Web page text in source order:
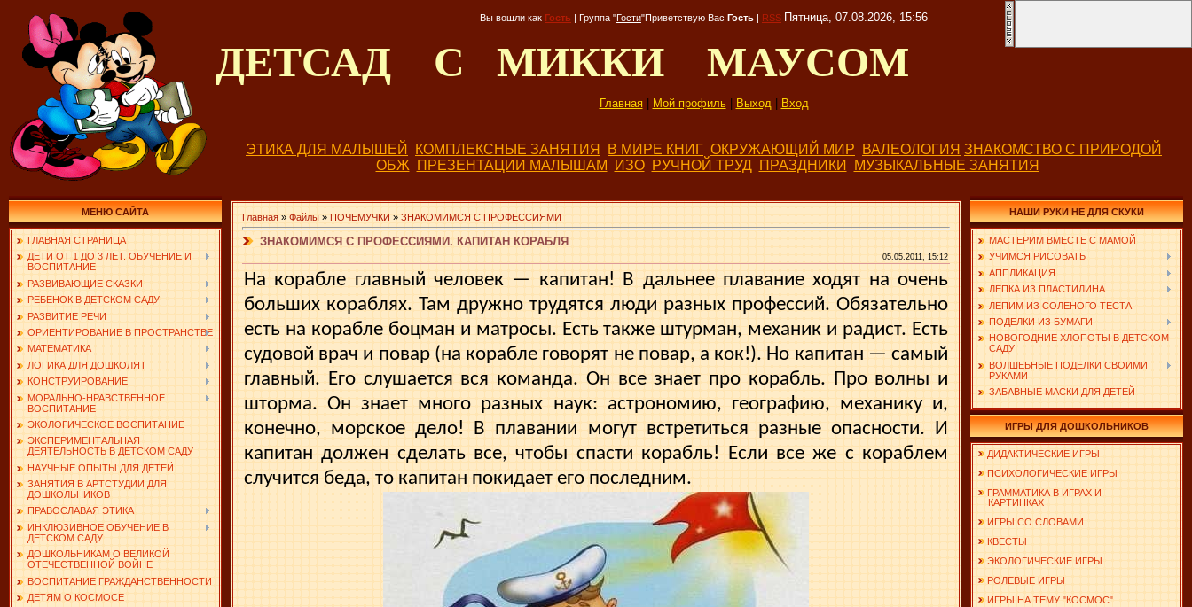
Вы вошли как Гость | Группа "Гости"Приветствую Вас Гость | RSS Пятница, 07.08.2026, 15:56
ДЕТСАД С МИККИ МАУСОМ
Главная| Мой профиль| Выход| Вход
ЭТИКА ДЛЯ МАЛЫШЕЙ КОМПЛЕКСНЫЕ ЗАНЯТИЯ В МИРЕ КНИГ ОКРУЖАЮЩИЙ МИР ВАЛЕОЛОГИЯ ЗНАКОМСТВО С ПРИРОДОЙ
ОБЖ
ПРЕЗЕНТАЦИИ МАЛЫШАМ ИЗО РУЧНОЙ ТРУД ПРАЗДНИКИ МУЗЫКАЛЬНЫЕ ЗАНЯТИЯ
МЕНЮ САЙТА
ГЛАВНАЯ СТРАНИЦА
ДЕТИ ОТ 1 ДО 3 ЛЕТ. ОБУЧЕНИЕ И
ВОСПИТАНИЕ
РАЗВИВАЮЩИЕ СКАЗКИ
РЕБЕНОК В ДЕТСКОМ САДУ
РАЗВИТИЕ РЕЧИ
ОРИЕНТИРОВАНИЕ В ПРОСТРАНСТВЕ
МАТЕМАТИКА
ЛОГИКА ДЛЯ ДОШКОЛЯТ
КОНСТРУИРОВАНИЕ
МОРАЛЬНО-НРАВСТВЕННОЕ
ВОСПИТАНИЕ
ЭКОЛОГИЧЕСКОЕ ВОСПИТАНИЕ
ЭКСПЕРИМЕНТАЛЬНАЯ
ДЕЯТЕЛЬНОСТЬ В ДЕТСКОМ САДУ
НАУЧНЫЕ ОПЫТЫ ДЛЯ ДЕТЕЙ
ЗАНЯТИЯ В АРТСТУДИИ ДЛЯ
ДОШКОЛЬНИКОВ
ПРАВОСЛАВАЯ ЭТИКА
ИНКЛЮЗИВНОЕ ОБУЧЕНИЕ В
ДЕТСКОМ САДУ
ДОШКОЛЬНИКАМ О ВЕЛИКОЙ
ОТЕЧЕСТВЕННОЙ ВОЙНЕ
ВОСПИТАНИЕ ГРАЖДАНСТВЕННОСТИ
ДЕТЯМ О КОСМОСЕ
Главная » Файлы » ПОЧЕМУЧКИ » ЗНАКОМИМСЯ С ПРОФЕССИЯМИ
ЗНАКОМИМСЯ С ПРОФЕССИЯМИ. КАПИТАН КОРАБЛЯ
05.05.2011, 15:12
На корабле главный человек — капитан! В дальнее плавание ходят на очень
больших кораблях. Там друж­но трудятся люди разных профессий. Обязательно
есть на корабле боцман и матросы. Есть также штурман, механик и радист. Есть
судовой врач и повар (на ко­рабле говорят не повар, а кок!). Но капитан — самый
главный. Его слушается вся команда. Он все знает про корабль. Про волны и
шторма. Он знает много разных наук: астрономию, географию, механику и,
конечно, морское дело! В плавании могут встретиться разные опасности. И
капитан должен сделать все, чтобы спас­ти корабль! Если все же с кораблем
случится беда, то капитан покидает его последним.
НАШИ РУКИ НЕ ДЛЯ СКУКИ
МАСТЕРИМ ВМЕСТЕ С МАМОЙ
УЧИМСЯ РИСОВАТЬ
АППЛИКАЦИЯ
ЛЕПКА ИЗ ПЛАСТИЛИНА
ЛЕПИМ ИЗ СОЛЕНОГО ТЕСТА
ПОДЕЛКИ ИЗ БУМАГИ
НОВОГОДНИЕ ХЛОПОТЫ В ДЕТСКОМ
САДУ
ВОЛШЕБНЫЕ ПОДЕЛКИ СВОИМИ
РУКАМИ
ЗАБАВНЫЕ МАСКИ ДЛЯ ДЕТЕЙ
ИГРЫ ДЛЯ ДОШКОЛЬНИКОВ
ДИДАКТИЧЕСКИЕ ИГРЫ
ПСИХОЛОГИЧЕСКИЕ ИГРЫ
ГРАММАТИКА В ИГРАХ И
КАРТИНКАХ
ИГРЫ СО СЛОВАМИ
КВЕСТЫ
ЭКОЛОГИЧЕСКИЕ ИГРЫ
РОЛЕВЫЕ ИГРЫ
ИГРЫ НА ТЕМУ "КОСМОС"